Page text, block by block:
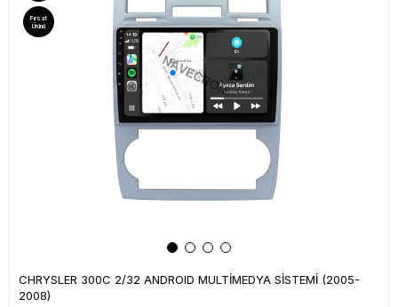
CHRYSLER 300C 2/32 ANDROID MULTİMEDYA SİSTEMİ (2005-
2008)
Fırsat
Ürünü